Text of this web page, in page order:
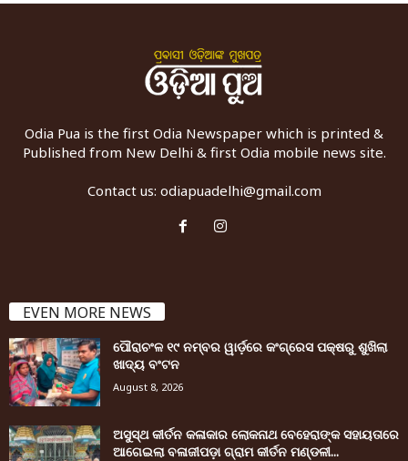
Odia Pua is the first Odia Newspaper which is printed &
Published from New Delhi & first Odia mobile news site.
Contact us: odiapuadelhi@gmail.com
EVEN MORE NEWS
ପୌରାଚଂଳ ୧୯ ନମ୍ବର ୱାର୍ଡ଼ରେ କଂଗ୍ରେସ ପକ୍ଷରୁ ଶୁଖିଲା
ଖାଦ୍ୟ ବଂଟନ
August 8, 2026
ଅସୁସ୍ଥ କୀର୍ତନ କଳାକାର ଲୋକନାଥ ବେହେରାଙ୍କ ସହାୟତାରେ
ଆଗେଇଲା ବଳାଜୀପଡ଼ା ଗ୍ରାମ କୀର୍ତନ ମଣ୍ଡଳୀ...